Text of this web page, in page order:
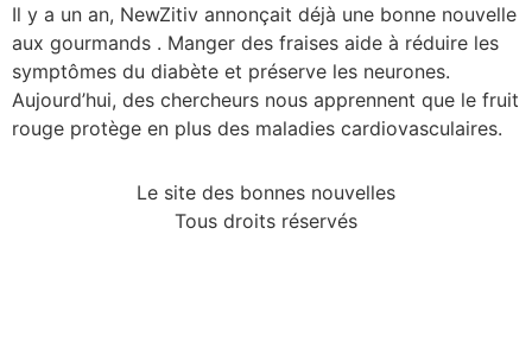
Il y a un an, NewZitiv annonçait déjà une bonne nouvelle
aux gourmands . Manger des fraises aide à réduire les
symptômes du diabète et préserve les neurones.
Aujourd’hui, des chercheurs nous apprennent que le fruit
rouge protège en plus des maladies cardiovasculaires.
Le site des bonnes nouvelles
Tous droits réservés